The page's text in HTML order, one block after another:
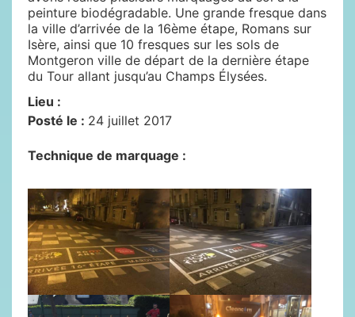
peinture biodégradable. Une grande fresque dans
la ville d’arrivée de la 16ème étape, Romans sur
Isère, ainsi que 10 fresques sur les sols de
Montgeron ville de départ de la dernière étape
du Tour allant jusqu’au Champs Élysées.
Lieu :
Posté le : 24 juillet 2017
Technique de marquage :